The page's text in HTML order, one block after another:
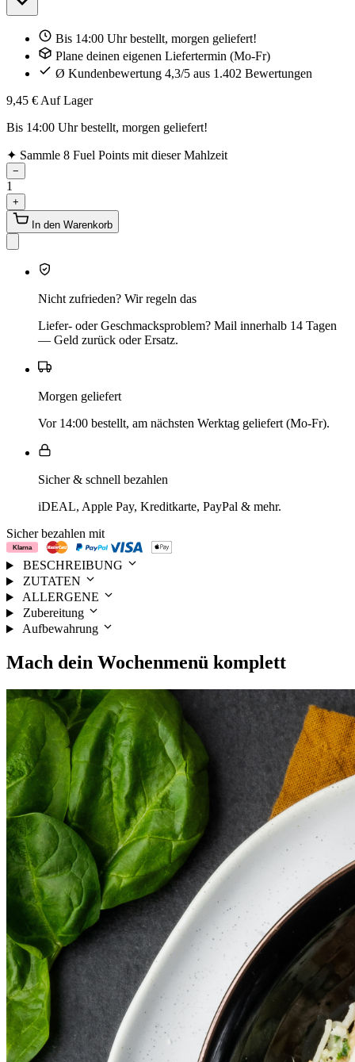
Bis 14:00 Uhr bestellt, morgen geliefert!
Plane deinen eigenen Liefertermin (Mo-Fr)
Ø Kundenbewertung 4,3/5 aus 1.402 Bewertungen
9,45 € Auf Lager
Bis 14:00 Uhr bestellt, morgen geliefert!
✦ Sammle 8 Fuel Points mit dieser Mahlzeit
−
1
+
In den Warenkorb
Nicht zufrieden? Wir regeln das
Liefer- oder Geschmacksproblem? Mail innerhalb 14 Tagen
— Geld zurück oder Ersatz.
Morgen geliefert
Vor 14:00 bestellt, am nächsten Werktag geliefert (Mo-Fr).
Sicher & schnell bezahlen
iDEAL, Apple Pay, Kreditkarte, PayPal & mehr.
Sicher bezahlen mit
BESCHREIBUNG
ZUTATEN
ALLERGENE
Zubereitung
Aufbewahrung
Mach dein Wochenmenü komplett